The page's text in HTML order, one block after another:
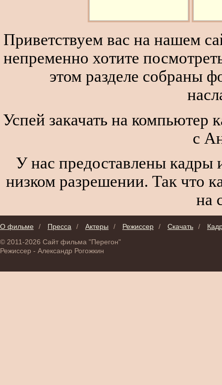
Приветствуем вас на нашем
непременно хотите
этом разделе собраны
Успей закачать на
с
У нас предоставлены кадры
низком разрешении. Так что
на
О фильме / Пресса / Актеры / Режиссер / Скачать /
© 2011-2026 Сайт фильма "Перегон"
Режиссер - Александр Рогожкин